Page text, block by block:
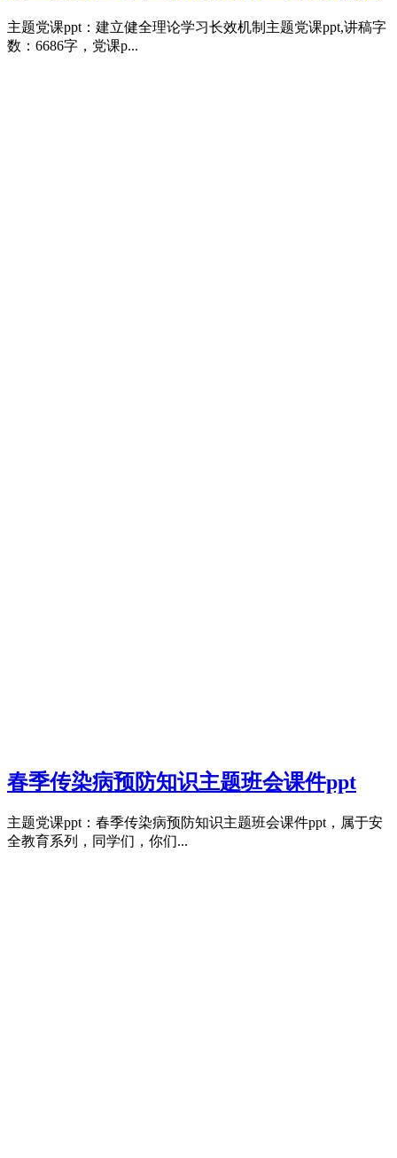
主题党课ppt：建立健全理论学习长效机制主题党课ppt,讲稿字
数：6686字，党课p...
春季传染病预防知识主题班会课件ppt
主题党课ppt：春季传染病预防知识主题班会课件ppt，属于安
全教育系列，同学们，你们...